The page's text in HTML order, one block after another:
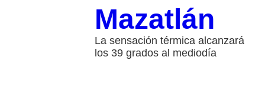
Mazatlán
La sensación térmica alcanzará
los 39 grados al mediodía